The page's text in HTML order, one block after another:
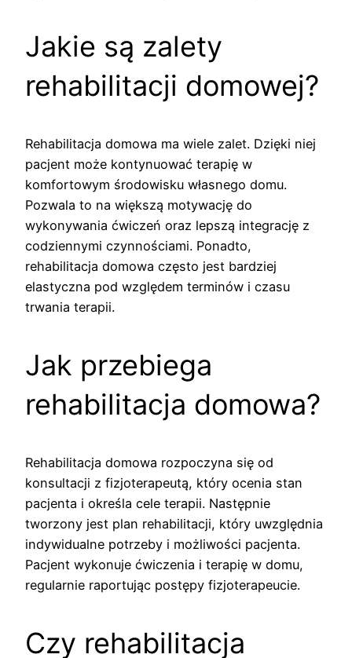
Jakie są zalety
rehabilitacji domowej?
Rehabilitacja domowa ma wiele zalet. Dzięki niej
pacjent może kontynuować terapię w
komfortowym środowisku własnego domu.
Pozwala to na większą motywację do
wykonywania ćwiczeń oraz lepszą integrację z
codziennymi czynnościami. Ponadto,
rehabilitacja domowa często jest bardziej
elastyczna pod względem terminów i czasu
trwania terapii.
Jak przebiega
rehabilitacja domowa?
Rehabilitacja domowa rozpoczyna się od
konsultacji z fizjoterapeutą, który ocenia stan
pacjenta i określa cele terapii. Następnie
tworzony jest plan rehabilitacji, który uwzględnia
indywidualne potrzeby i możliwości pacjenta.
Pacjent wykonuje ćwiczenia i terapię w domu,
regularnie raportując postępy fizjoterapeucie.
Czy rehabilitacja